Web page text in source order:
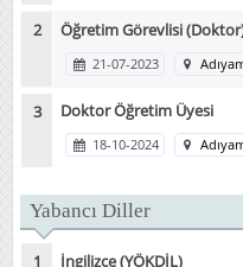
Öğretim Görevlisi
21-07-2023
Doktor Öğretim Üyesi
18-10-2024
Yabancı Diller
İngilizce (YÖKDİL)